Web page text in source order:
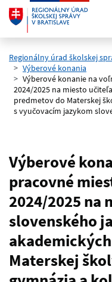
Preskočiť na hlavný obsah
Regionálny úrad školskej
Výberové konania
Výberové konanie na
2024/2025 na miesto
predmetov do Materskej
s vyučovacím jazykom
Výberové
pracovné
2024/2025 na
slovenského
Materskej